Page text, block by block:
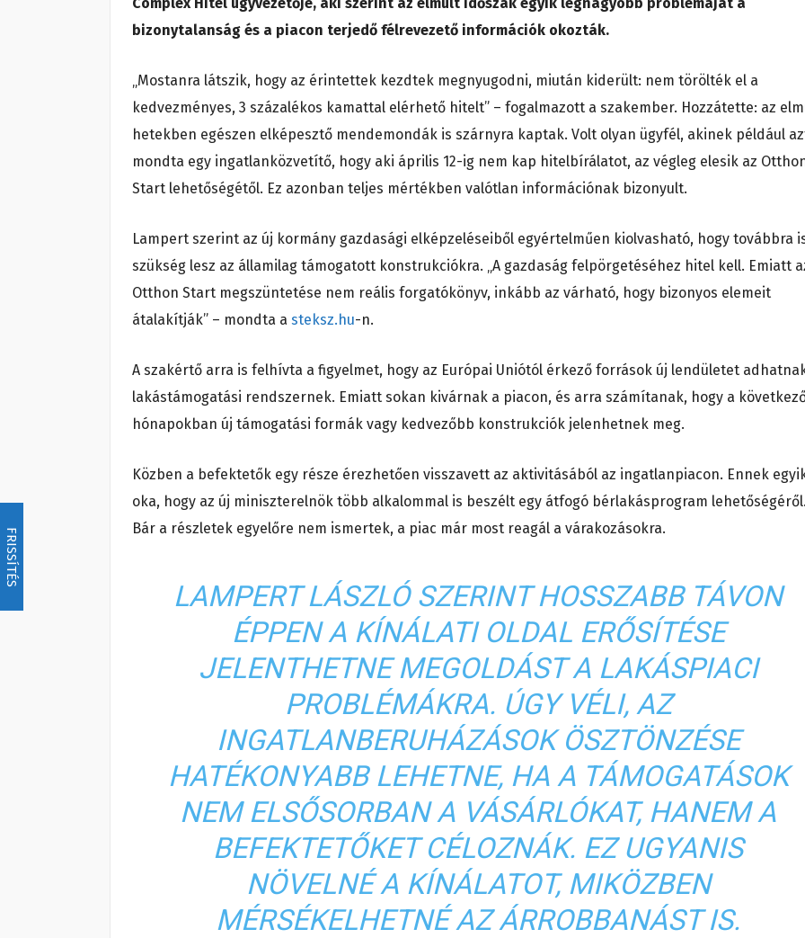
FRISSÍTÉS
bizonytalanság és a piacon terjedő félrevezető információk okozták.
„Mostanra látszik, hogy az érintettek kezdtek megnyugodni, miután kiderült: nem törölték el a
kedvezményes, 3 százalékos kamattal elérhető hitelt” – fogalmazott a szakember. Hozzátette: az
hetekben egészen elképesztő mendemondák is szárnyra kaptak. Volt olyan ügyfél, akinek például
mondta egy ingatlanközvetítő, hogy aki április 12-ig nem kap hitelbírálatot, az végleg elesik az
Start lehetőségétől. Ez azonban teljes mértékben valótlan információnak bizonyult.
Lampert szerint az új kormány gazdasági elképzeléseiből egyértelműen kiolvasható, hogy továbbra
szükség lesz az államilag támogatott konstrukciókra. „A gazdaság felpörgetéséhez hitel kell. Emiatt
Otthon Start megszüntetése nem reális forgatókönyv, inkább az várható, hogy bizonyos elemeit
átalakítják” – mondta a steksz.hu-n.
A szakértő arra is felhívta a figyelmet, hogy az Európai Uniótól érkező források új lendületet
lakástámogatási rendszernek. Emiatt sokan kivárnak a piacon, és arra számítanak, hogy a
hónapokban új támogatási formák vagy kedvezőbb konstrukciók jelenhetnek meg.
Közben a befektetők egy része érezhetően visszavett az aktivitásából az ingatlanpiacon. Ennek
oka, hogy az új miniszterelnök több alkalommal is beszélt egy átfogó bérlakásprogram lehetőségéről.
Bár a részletek egyelőre nem ismertek, a piac már most reagál a várakozásokra.
LAMPERT LÁSZLÓ SZERINT HOSSZABB TÁVON
ÉPPEN A KÍNÁLATI OLDAL ERŐSÍTÉSE
JELENTHETNE MEGOLDÁST A LAKÁSPIACI
PROBLÉMÁKRA. ÚGY VÉLI, AZ
INGATLANBERUHÁZÁSOK ÖSZTÖNZÉSE
HATÉKONYABB LEHETNE, HA A TÁMOGATÁSOK
NEM ELSŐSORBAN A VÁSÁRLÓKAT, HANEM A
BEFEKTETŐKET CÉLOZNÁK. EZ UGYANIS
NÖVELNÉ A KÍNÁLATOT, MIKÖZBEN
MÉRSÉKELHETNÉ AZ ÁRROBBANÁST IS.